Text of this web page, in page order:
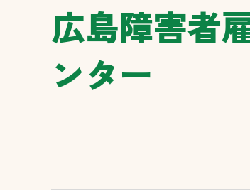
広島障害者
ンター